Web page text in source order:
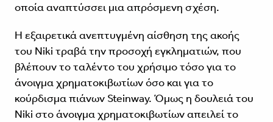
οποία αναπτύσσει μια απρόσμενη σχέση.
Η εξαιρετικά ανεπτυγμένη αίσθηση της ακοής
του Niki τραβά την προσοχή εγκληματιών, που
βλέπουν το ταλέντο του χρήσιμο τόσο για το
άνοιγμα χρηματοκιβωτίων όσο και για το
κούρδισμα πιάνων Steinway. Όμως η δουλειά του
Niki στο άνοιγμα χρηματοκιβωτίων απειλεί το